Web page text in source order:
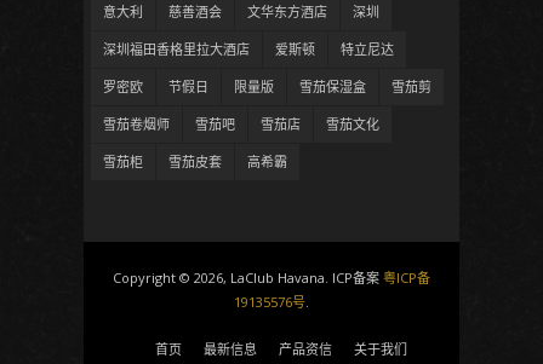
意大利 慈善酒会 文华东方酒店 深圳
深圳福田香格里拉大酒店 爱斯顿 特立尼达
罗密欧 节假日 限量版 雪茄保湿盒 雪茄剪
雪茄卷烟师 雪茄吧 雪茄店 雪茄文化
雪茄柜 雪茄皮套 高希霸
Copyright © 2026, LaClub Havana. ICP备案 粤ICP备
19135576号
首页 最新信息 产品资信 关于我们